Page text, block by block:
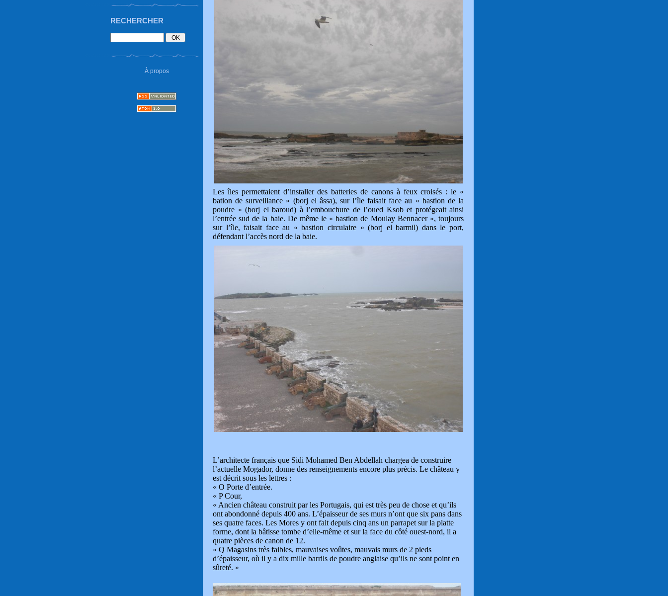
RECHERCHER
À propos
Les îles permettaient d’installer des batteries de canons à feux croisés : le «
bation de surveillance » (borj el âssa), sur l’île faisait face au « bastion de la
poudre » (borj el baroud) à l’embouchure de l’oued Ksob et protégeait ainsi
l’entrée sud de la baie. De même le « bastion de Moulay Bennacer », toujours
sur l’île, faisait face au « bastion circulaire » (borj el barmil) dans le port,
défendant l’accès nord de la baie.
L’architecte français que Sidi Mohamed Ben Abdellah chargea de construire
l’actuelle Mogador, donne des renseignements encore plus précis. Le château y
est décrit sous les lettres :
« O Porte d’entrée.
« P Cour,
« Ancien château construit par les Portugais, qui est très peu de chose et qu’ils
ont abondonné depuis 400 ans. L’épaisseur de ses murs n’ont que six pans dans
ses quatre faces. Les Mores y ont fait depuis cinq ans un parrapet sur la platte
forme, dont la bâtisse tombe d’elle-même et sur la face du côté ouest-nord, il a
quatre pièces de canon de 12.
« Q Magasins très faibles, mauvaises voûtes, mauvais murs de 2 pieds
d’épaisseur, où il y a dix mille barrils de poudre anglaise qu’ils ne sont point en
sûreté. »